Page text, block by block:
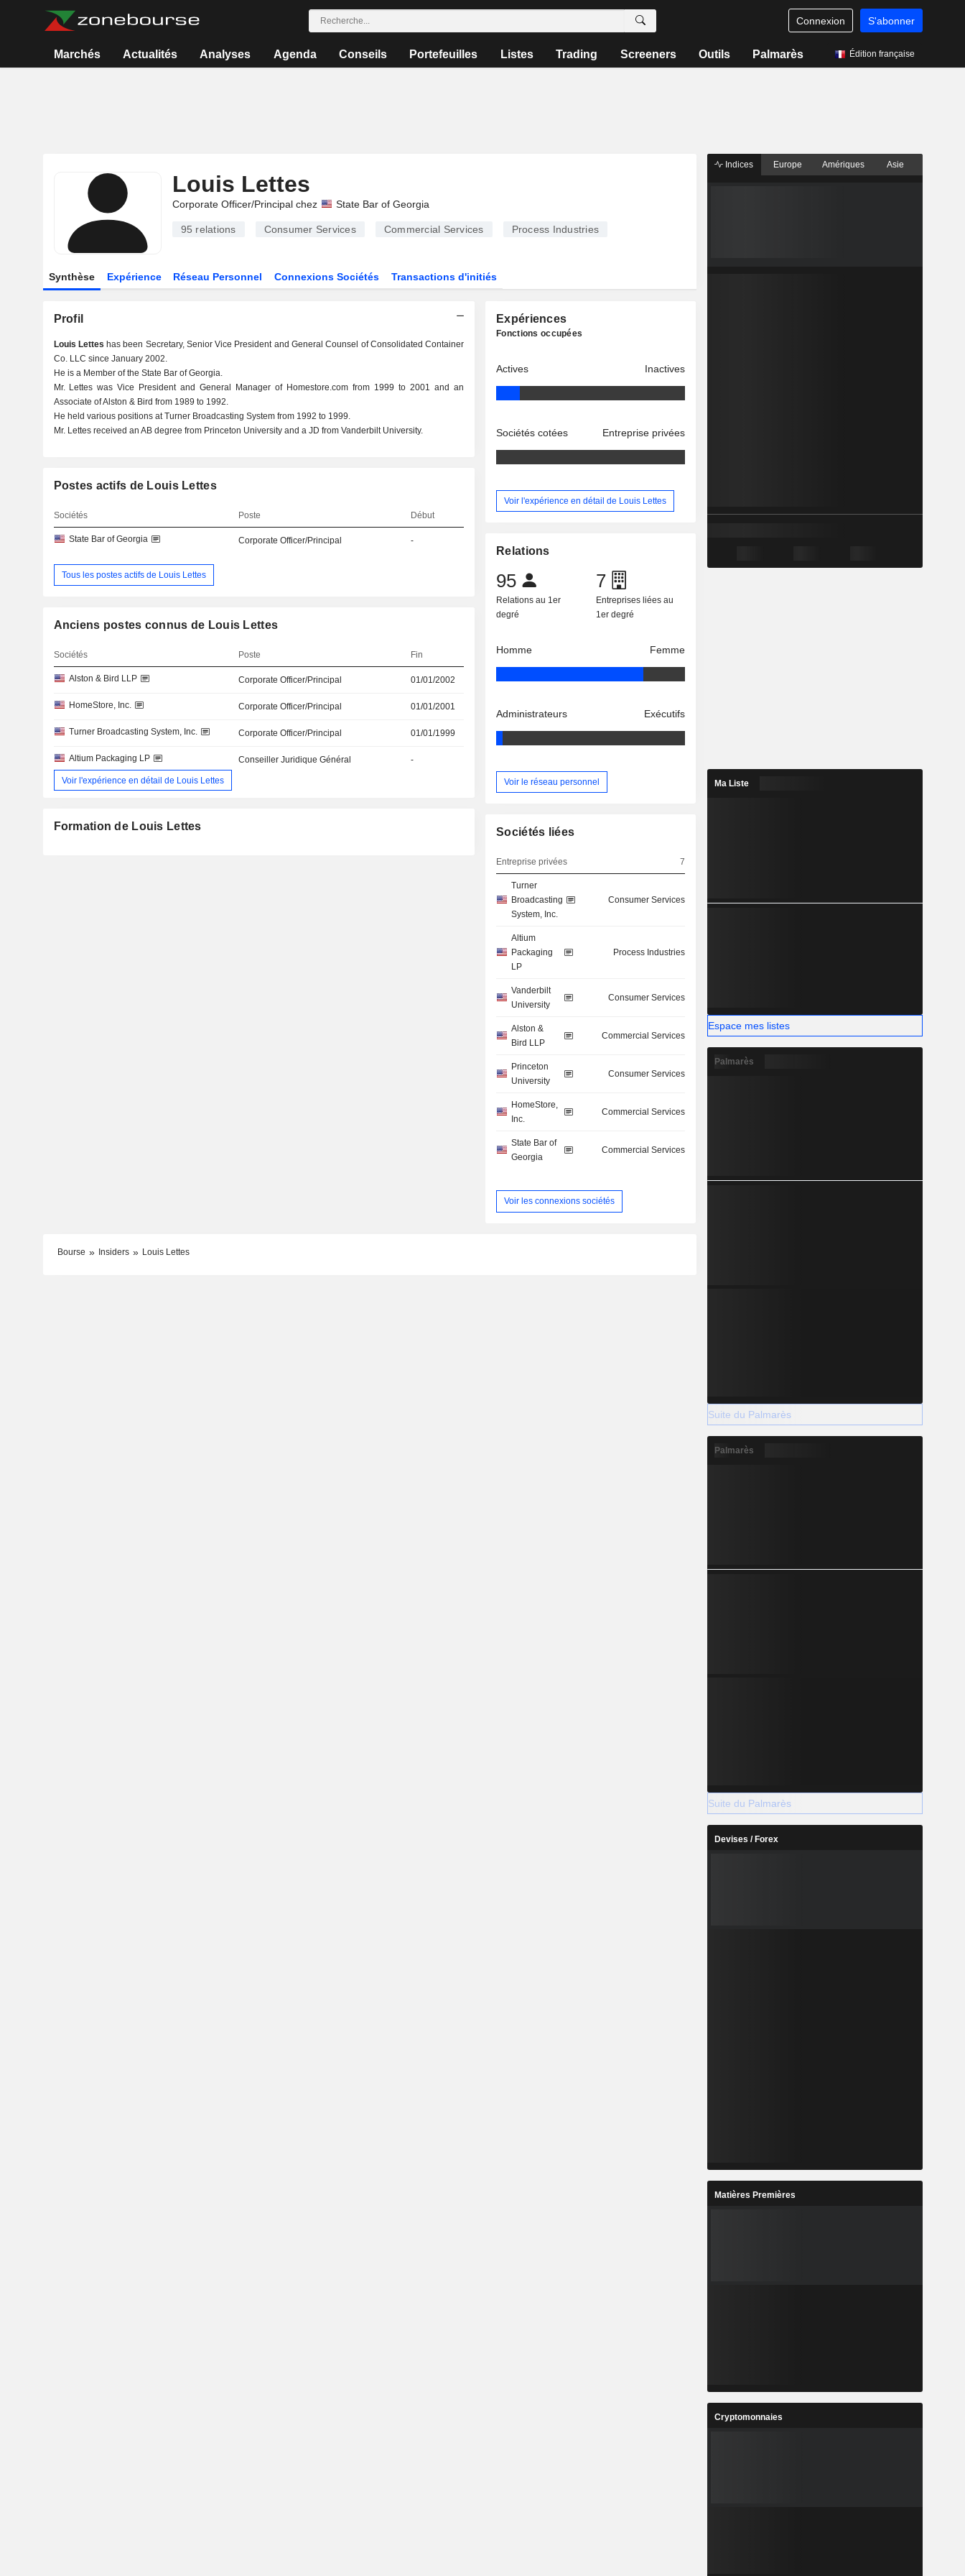
Connexion S'abonner
Marchés Actualités Analyses Agenda Conseils Portefeuilles Listes Trading Screeners Outils Palmarès Édition française
Louis Lettes
Corporate Officer/Principal chez State Bar of Georgia
95 relations Consumer Services Commercial Services Process Industries
Synthèse Expérience Réseau Personnel Connexions Sociétés Transactions d'initiés
Profil
Louis Lettes has been Secretary, Senior Vice President and General Counsel of Consolidated Container
Co. LLC since January 2002.
He is a Member of the State Bar of Georgia.
Mr. Lettes was Vice President and General Manager of Homestore.com from 1999 to 2001 and an
Associate of Alston & Bird from 1989 to 1992.
He held various positions at Turner Broadcasting System from 1992 to 1999.
Mr. Lettes received an AB degree from Princeton University and a JD from Vanderbilt University.
Postes actifs de Louis Lettes
Sociétés Poste Début
State Bar of Georgia Corporate Officer/Principal -
Tous les postes actifs de Louis Lettes
Anciens postes connus de Louis Lettes
Sociétés Poste Fin
Alston & Bird LLP Corporate Officer/Principal 01/01/2002
HomeStore, Inc. Corporate Officer/Principal 01/01/2001
Turner Broadcasting System, Inc. Corporate Officer/Principal 01/01/1999
Altium Packaging LP Conseiller Juridique Général
-
Voir l'expérience en détail de Louis Lettes
Formation de Louis Lettes
Expériences
Fonctions occupées
Actives Inactives
Sociétés cotées Entreprise privées
Voir l'expérience en détail de Louis Lettes
Relations
95
Relations au 1er
degré
7
Entreprises liées au
1er degré
Homme Femme
Administrateurs Exécutifs
Voir le réseau personnel
Sociétés liées
Entreprise privées 7
Turner
Broadcasting
System, Inc.
Consumer Services
Altium
Packaging
LP
Process Industries
Vanderbilt
University
Consumer Services
Alston &
Bird LLP
Commercial Services
Princeton
University
Consumer Services
HomeStore,
Inc.
Commercial Services
State Bar of
Georgia
Commercial Services
Voir les connexions sociétés
Bourse Insiders Louis Lettes
Indices Europe Amériques Asie
Ma Liste
Espace mes listes
Palmarès
Suite du Palmarès
Palmarès
Suite du Palmarès
Devises / Forex
Matières Premières
Cryptomonnaies